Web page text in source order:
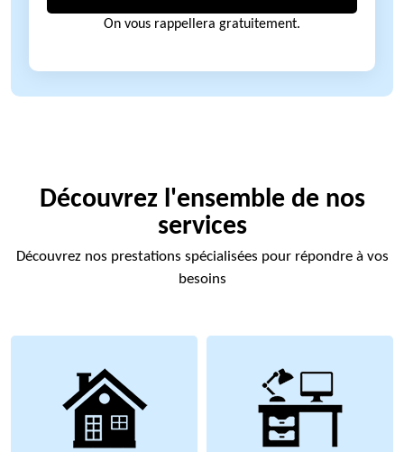
On vous rappellera gratuitement.
Découvrez l'ensemble de nos
services
Découvrez nos prestations spécialisées pour répondre à vos
besoins